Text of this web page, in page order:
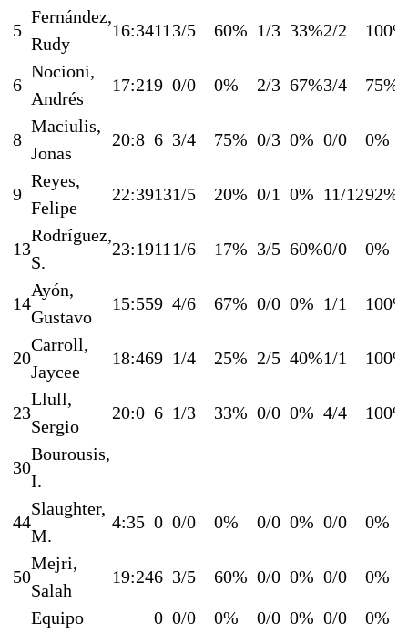
5
Fernández,
Rudy
16:3411 3/5 60% 1/3 33%2/2 100%
6
Nocioni,
Andrés
17:219 0/0 0% 2/3 67%3/4 75%
8
Maciulis,
Jonas
20:8 6 3/4 75% 0/3 0% 0/0 0%
9
Reyes,
Felipe
22:39131/5 20% 0/1 0% 11/1292%
13
Rodríguez,
S.
23:1911 1/6 17% 3/5 60%0/0 0%
14
Ayón,
Gustavo
15:559 4/6 67% 0/0 0% 1/1 100%
20
Carroll,
Jaycee
18:469 1/4 25% 2/5 40%1/1 100%
23
Llull,
Sergio
20:0 6 1/3 33% 0/0 0% 4/4 100%
30
Bourousis,
I.
44
Slaughter,
M.
4:35 0 0/0 0% 0/0 0% 0/0 0%
50
Mejri,
Salah
19:246 3/5 60% 0/0 0% 0/0 0%
Equipo 0 0/0 0% 0/0 0% 0/0
0%